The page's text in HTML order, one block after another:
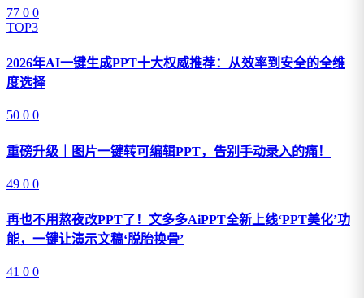
77 0 0
TOP3
2026年AI一键生成PPT十大权威推荐：从效率到安全的全维
度选择
50 0 0
重磅升级｜图片一键转可编辑PPT，告别手动录入的痛！
49 0 0
再也不用熬夜改PPT了！文多多AiPPT全新上线‘PPT美化’功
能，一键让演示文稿‘脱胎换骨’
41 0 0